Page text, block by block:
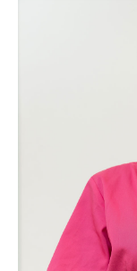
Frau
Aufgrund
anderem
operativen
Frau Spoo-